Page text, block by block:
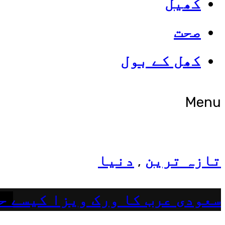
صحت
کھل کے بول
Menu
شوبز
ہانیہ عامر کی بہن ایشا
تازہ ترین , دنیا
سعودی عرب کا ورک ویزا کیسے